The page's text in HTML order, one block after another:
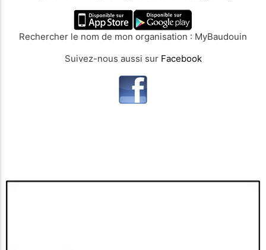
Rechercher le nom de mon organisation : MyBaudouin
Suivez-nous aussi sur Facebook